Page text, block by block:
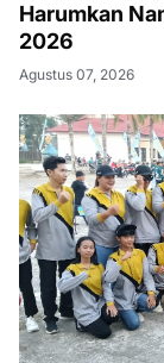
Harumkan
2026
Agustus 07, 2026